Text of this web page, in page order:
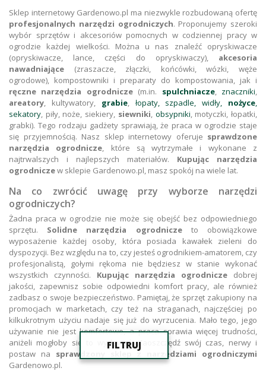
FILTRUJ
Sklep internetowy Gardenowo.pl ma niezwykle rozbudowaną ofertę
profesjonalnych narzędzi ogrodniczych. Proponujemy szeroki
wybór sprzętów i akcesoriów pomocnych w codziennej pracy w
ogrodzie każdej wielkości. Można u nas znaleźć opryskiwacze
(opryskiwacze, lance, części do opryskiwaczy), akcesoria
nawadniające (zraszacze, złączki, końcówki, wózki, węże
ogrodowe), kompostowniki i preparaty do kompostowania, jak i
ręczne narzędzia ogrodnicze(m.in. spulchniacze, znaczniki,
areatory, kultywatory, grabie, łopaty, szpadle, widły, nożyce,
sekatory, piły, noże, siekiery, siewniki, obsypniki, motyczki, łopatki,
grabki). Tego rodzaju gadżety sprawiają, że praca w ogrodzie staje
się przyjemnością. Nasz sklep internetowy oferuje sprawdzone
narzędzia ogrodnicze, które są wytrzymałe i wykonane z
najtrwalszych i najlepszych materiałów. Kupując narzędzia
ogrodniczew sklepie Gardenowo.pl, masz spokój na wiele lat.
Na co zwrócić uwagę przy wyborze narzędzi
ogrodniczych?
Żadna praca w ogrodzie nie może się obejść bez odpowiedniego
sprzętu. Solidne narzędzia ogrodniczeto obowiązkowe
wyposażenie każdej osoby, która posiada kawałek zieleni do
dyspozycji. Bez względu na to, czy jesteś ogrodnikiem-amatorem, czy
profesjonalistą, gołymi rękoma nie będziesz w stanie wykonać
wszystkich czynności. Kupując narzędzia ogrodnicze dobrej
jakości, zapewnisz sobie odpowiedni komfort pracy, ale również
zadbasz o swoje bezpieczeństwo. Pamiętaj, że sprzęt zakupiony na
promocjach w marketach, czy też na straganach, najczęściej po
kilkukrotnym użyciu nadaje się już do wyrzucenia. Mało tego, jego
używanie nie jest komfortowe, a praca sprawia więcej trudności,
aniżeli mogłoby się to wydawać. Zaoszczędź swój czas, nerwy i
postaw na sprawdzony sklep z narzędziami ogrodniczymi
Gardenowo.pl.